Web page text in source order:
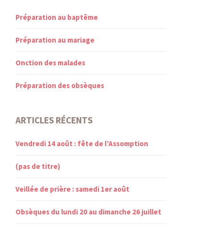
Préparation au baptême
Préparation au mariage
Onction des malades
Préparation des obsèques
ARTICLES RÉCENTS
Vendredi 14 août : fête de l’Assomption
(pas de titre)
Veillée de prière : samedi 1er août
Obsèques du lundi 20 au dimanche 26 juillet